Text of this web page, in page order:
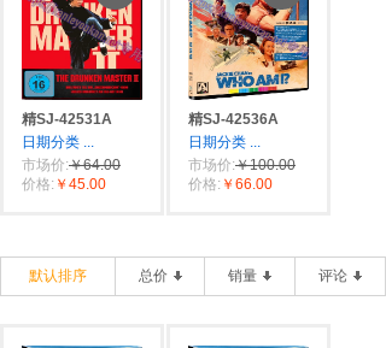
精SJ-42531A
日期分类 ...
市场价:￥64.00
价格: ￥45.00
精SJ-42536A
日期分类 ...
市场价:￥100.00
价格: ￥66.00
默认排序 总价 销量 评论